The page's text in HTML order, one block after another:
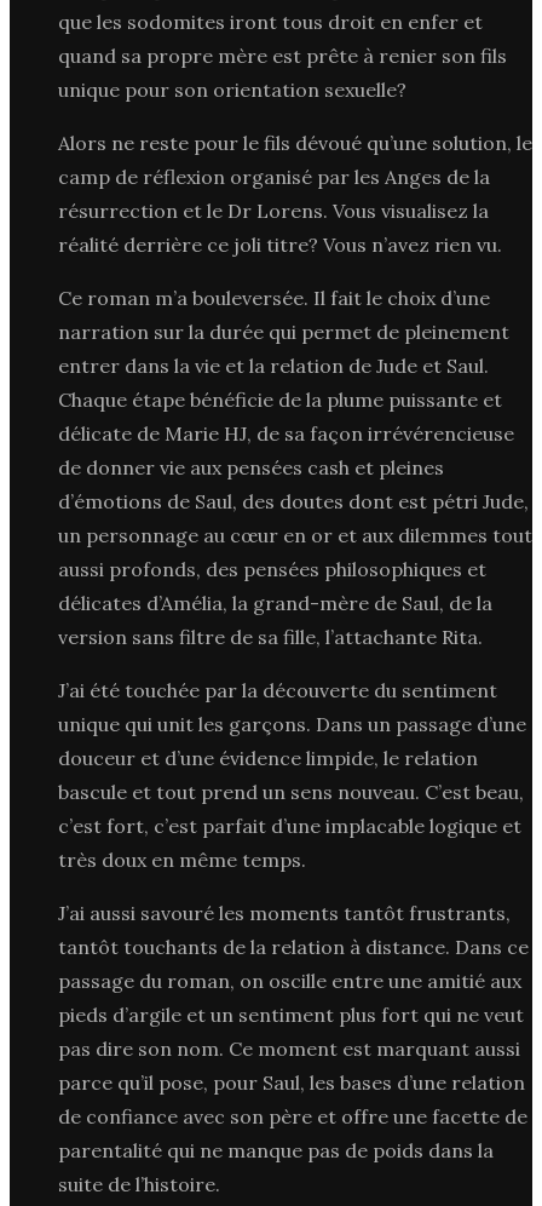
que les sodomites iront tous droit en enfer et
quand sa propre mère est prête à renier son fils
unique pour son orientation sexuelle?
Alors ne reste pour le fils dévoué qu’une solution, le
camp de réflexion organisé par les Anges de la
résurrection et le Dr Lorens. Vous visualisez la
réalité derrière ce joli titre? Vous n’avez rien vu.
Ce roman m’a bouleversée. Il fait le choix d’une
narration sur la durée qui permet de pleinement
entrer dans la vie et la relation de Jude et Saul.
Chaque étape bénéficie de la plume puissante et
délicate de Marie HJ, de sa façon irrévérencieuse
de donner vie aux pensées cash et pleines
d’émotions de Saul, des doutes dont est pétri Jude,
un personnage au cœur en or et aux dilemmes tout
aussi profonds, des pensées philosophiques et
délicates d’Amélia, la grand-mère de Saul, de la
version sans filtre de sa fille, l’attachante Rita.
J’ai été touchée par la découverte du sentiment
unique qui unit les garçons. Dans un passage d’une
douceur et d’une évidence limpide, le relation
bascule et tout prend un sens nouveau. C’est beau,
c’est fort, c’est parfait d’une implacable logique et
très doux en même temps.
J’ai aussi savouré les moments tantôt frustrants,
tantôt touchants de la relation à distance. Dans ce
passage du roman, on oscille entre une amitié aux
pieds d’argile et un sentiment plus fort qui ne veut
pas dire son nom. Ce moment est marquant aussi
parce qu’il pose, pour Saul, les bases d’une relation
de confiance avec son père et offre une facette de
parentalité qui ne manque pas de poids dans la
suite de l’histoire.